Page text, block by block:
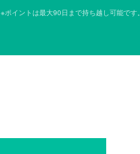
※ポイントは最大90日まで持ち越し可能です。